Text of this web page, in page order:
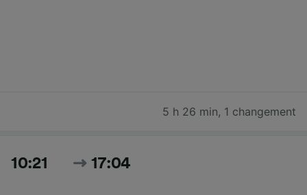
5 h 26 min, 1 changement
10:21 17:04